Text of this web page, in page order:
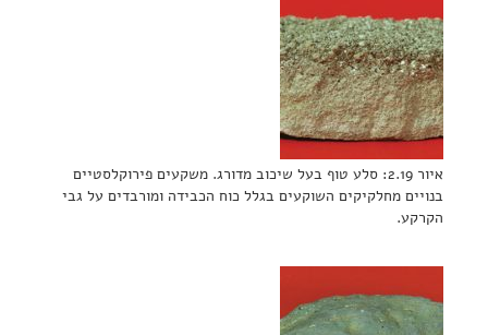
איור 2.19: סלע טוף בעל שיכוב מדורג. משקעים פירוקלסטיים
בנויים מחלקיקים השוקעים בגלל כוח הכבידה ומורבדים על גבי
הקרקע.